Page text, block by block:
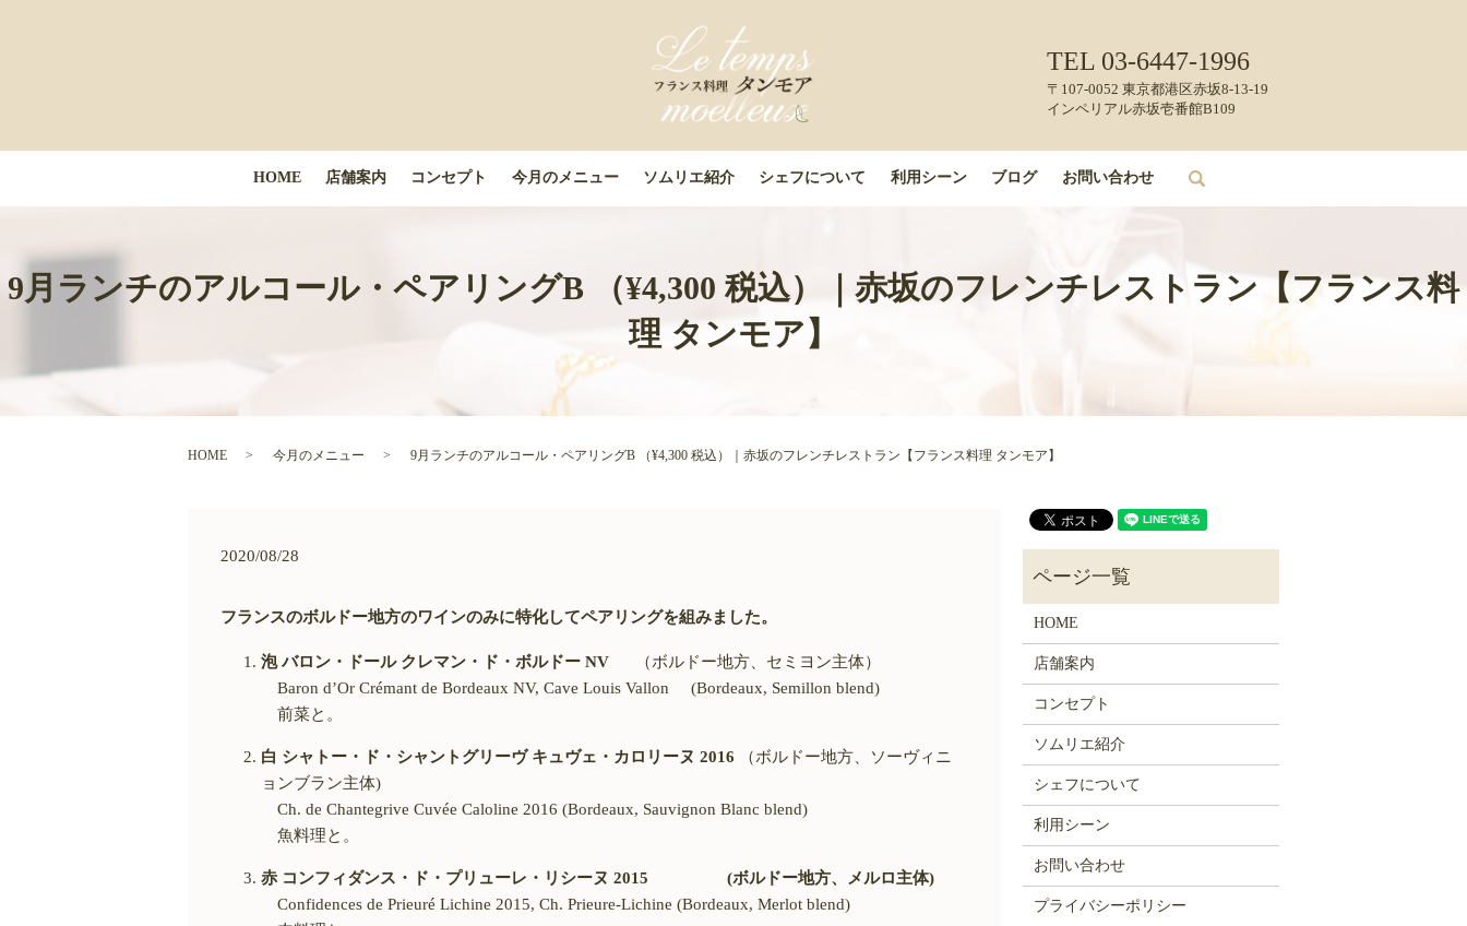
HOME 店舗案内 コンセプト 今月のメニュー ソムリエ紹介 シェフについて 利用シーン ブログ お問い合わせ search
TEL 03-6447-1996
〒107-0052 東京都港区赤坂8-13-19
インペリアル赤坂壱番館B109
9月ランチのアルコール・ペアリングB （¥4,300 税込）｜赤坂のフレンチレストラン【フランス料
理 タンモア】
HOME 今月のメニュー 9月ランチのアルコール・ペアリングB （¥4,300 税込）｜赤坂のフレンチレストラン【フランス料理 タンモア】
2020/08/28
フランスのボルドー地方のワインのみに特化してペアリングを組みました。
泡 バロン・ドール クレマン・ド・ボルドー NV
（ボルドー地方、セミヨン主体）
Baron d’Or Crémant de Bordeaux NV, Cave Louis Vallon (Bordeaux, Semillon blend)
前菜と。
白 シャトー・ド・シャントグリーヴ キュヴェ・カロリーヌ 2016
（ボルドー地方、ソーヴィニ
ョンブラン主体)
Ch. de Chantegrive Cuvée Caloline 2016 (Bordeaux, Sauvignon Blanc blend)
魚料理と。
赤 コンフィダンス・ド・プリューレ・リシーヌ 2015(ボルドー地方、メルロ主体)
Confidences de Prieuré Lichine 2015, Ch. Prieure-Lichine (Bordeaux, Merlot blend)
HOME
店舗案内
コンセプト
ソムリエ紹介
シェフについて
利用シーン
お問い合わせ
プライバシーポリシー